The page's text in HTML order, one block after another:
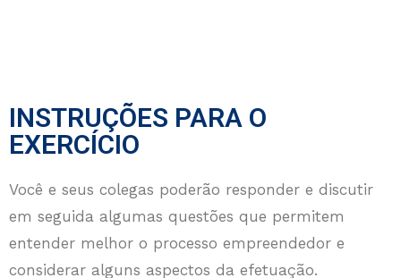
INSTRUÇÕES PARA O
EXERCÍCIO
Você e seus colegas poderão responder e discutir
em seguida algumas questões que permitem
entender melhor o processo empreendedor e
considerar alguns aspectos da efetuação.